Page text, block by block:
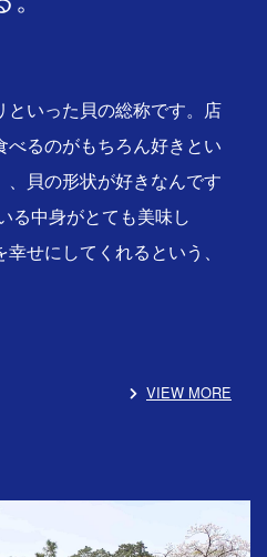
といった貝の総称です。店
るのがもちろん好きとい
、貝の形状が好きなんです
る中身がとても美味し
せにしてくれるという、
VIEW MORE